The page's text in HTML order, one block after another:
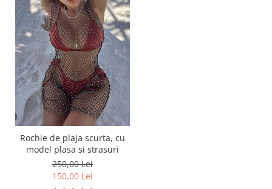
Rochie de plaja scurta, cu
model plasa si strasuri
250,00 Lei
150,00 Lei